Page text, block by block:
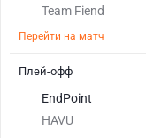
Team Fiend
Перейти на матч
EndPoint
HAVU
Плей-офф